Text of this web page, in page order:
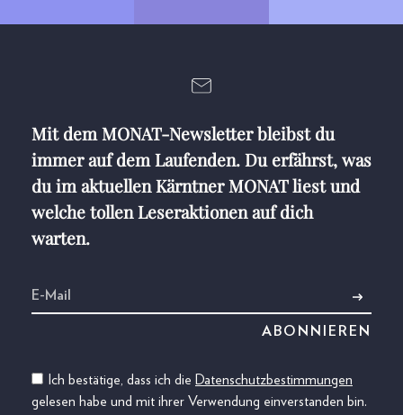
Mit dem MONAT-Newsletter bleibst du
immer auf dem Laufenden. Du erfährst, was
du im aktuellen Kärntner MONAT liest und
welche tollen Leseraktionen auf dich
warten.
Ich bestätige, dass ich die Datenschutzbestimmungen
gelesen habe und mit ihrer Verwendung einverstanden bin.